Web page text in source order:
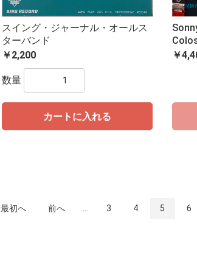
スイング・ジャーナル・オールス
ターバンド
￥2,200
数量
カートに入れる
￥
最初へ 前へ 3 4 5 6